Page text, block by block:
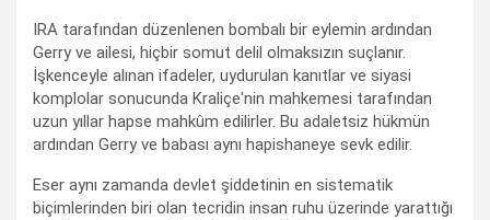
IRA tarafından düzenlenen bombalı bir eylemin ardından
Gerry ve ailesi, hiçbir somut delil olmaksızın suçlanır.
İşkenceyle alınan ifadeler, uydurulan kanıtlar ve siyasi
komplolar sonucunda Kraliçe'nin mahkemesi tarafından
uzun yıllar hapse mahkûm edilirler. Bu adaletsiz hükmün
ardından Gerry ve babası aynı hapishaneye sevk edilir.
Eser aynı zamanda devlet şiddetinin en sistematik
biçimlerinden biri olan tecridin insan ruhu üzerinde yarattığı